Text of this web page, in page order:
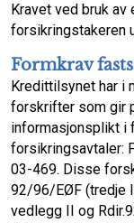
Kravet ved bruk
forsikringstakeren
Formkrav
Kredittilsynet har i
forskrifter som gir
informasjonsplikt i
forsikringsavtaler:
03-469. Disse
92/96/EØF (tredje
vedlegg II og